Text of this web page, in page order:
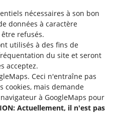
nécessaires à son bon
données à caractère
refusés.
utilisés à des fins de
du site et seront
acceptez.
Ceci n'entraîne pas
cookies, mais demande
à GoogleMaps pour
Actuellement, il n'est pas